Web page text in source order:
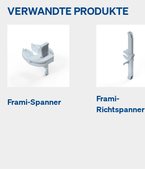
VERWANDTE PRODUKTE
Frami-Spanner
Frami-
Richtspanner